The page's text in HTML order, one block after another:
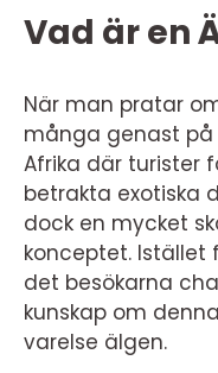
Vad är en
När man pratar
många genast på
Afrika där turister
betrakta exotiska
dock en mycket
konceptet. Istället
det besökarna
kunskap om
varelse älgen.